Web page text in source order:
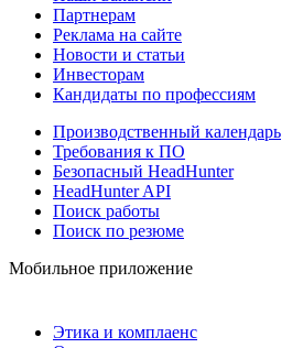
Партнерам
Реклама на сайте
Новости и статьи
Инвесторам
Кандидаты по профессиям
Производственный календарь
Требования к ПО
Безопасный HeadHunter
HeadHunter API
Поиск работы
Поиск по резюме
Мобильное приложение
Этика и комплаенс